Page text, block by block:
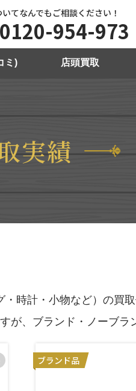
てなんでもご相談ください！
0120-954-973
ミ) 店頭買取
実績
時計・小物など）の買
、ブランド・ノーブラ
ブランド品